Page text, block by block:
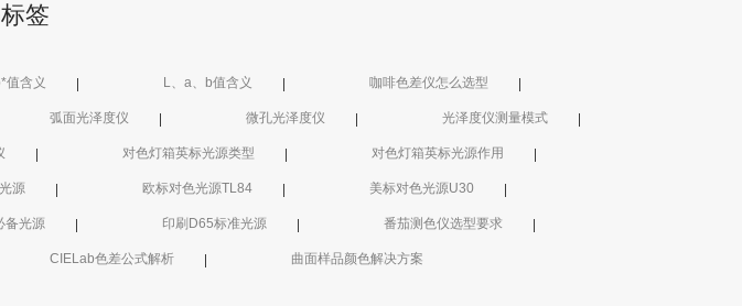
签
值含义 L、a、b值含义 咖啡色差仪怎么选型
弧面光泽度仪 微孔光泽度仪 光泽度仪测量模式
对色灯箱英标光源类型 对色灯箱英标光源作用
源 欧标对色光源TL84 美标对色光源U30
备光源 印刷D65标准光源 番茄测色仪选型要求
CIELab色差公式解析 曲面样品颜色解决方案